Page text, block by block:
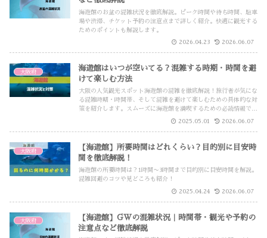
海遊館のお盆の混雑状況を徹底解説。ピーク時間や待ち時間、駐車
場や渋滞、チケット予約の注意点まで詳しく紹介。快適に観光する
ためのポイントも解説します。
2026.04.23 2026.06.07
大阪府
海遊館はいつが空いてる？混雑する時期・時間を避
けて楽しむ方法
大阪の人気観光スポット海遊館の混雑を徹底解説！旅行者が気にな
る混雑時期・時間帯、そして混雑を避けて楽しむための具体的な対
策を紹介します。スムーズに海遊館を満喫するための必読情報で
2025.05.01 2026.06.07
大阪府
【海遊館】所要時間はどれくらい？目的別に目安時
間を徹底解説！
海遊館の所要時間は？1時間〜3時間まで目的別に目安時間を解説。
混雑回避のコツや見どころも紹介！
2025.04.24 2026.06.07
大阪府
【海遊館】GWの混雑状況｜時間帯・観光や予約の
注意点など徹底解説